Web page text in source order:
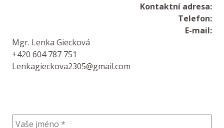
Kontaktní adresa:
Telefon:
E-mail:
Mgr. Lenka Giecková
+420 604 787 751
Lenkagieckova2305@gmail.com